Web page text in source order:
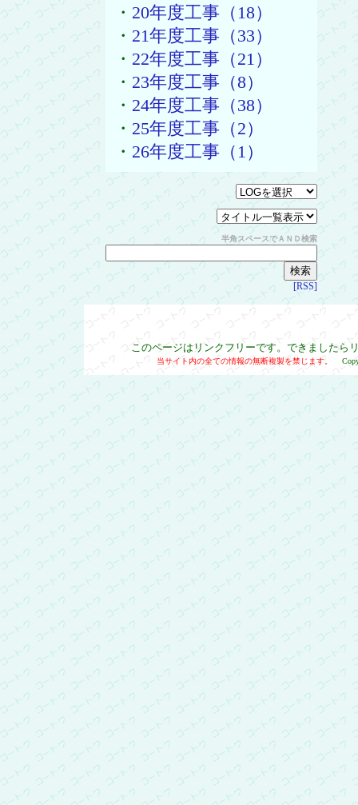
・ 20年度工事（18）
・ 21年度工事（33）
・ 22年度工事（21）
・ 23年度工事（8）
・ 24年度工事（38）
・ 25年度工事（2）
・ 26年度工事（1）
半角スペースでＡＮＤ検索
[RSS]
このページはリンクフリーです。できましたら
当サイト内の全ての情報の無断複製を禁じます。